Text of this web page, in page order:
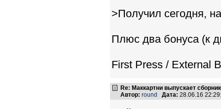
>Получил сегодня,
Плюс два бонуса (к
First Press / External
Re: Маккартни выпускает
Автор: round Дата: 28.06.16